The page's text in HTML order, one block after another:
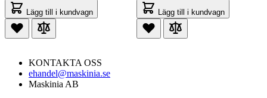
Lägg till i kundvagn Lägg till i kundvagn
KONTAKTA OSS
ehandel@maskinia.se
Maskinia AB